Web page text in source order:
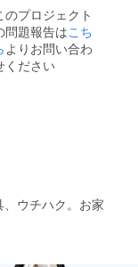
ホログ
ラム
ホログ
ラム
ゴール
なる可
※パッ
のプロジェクト
問題報告はこち
よりお問い合わ
ください
ウチハク。お家